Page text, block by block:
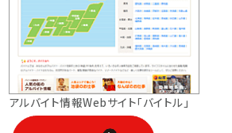
アルバイト情報Webサイト「バイトル」